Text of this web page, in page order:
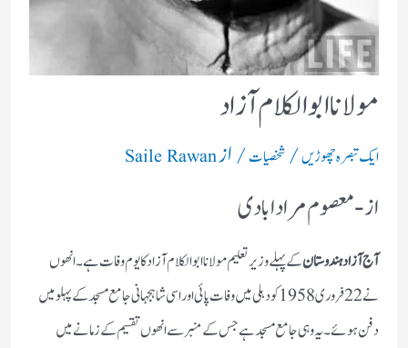
مولانا ابوالکلام آزاد
ایک تبصرہ چھوڑیں/شخصیات/ ازSaile Rawan
از- معصوم مراد ابادی
آج آزاد ہندوستانکے پہلے وزیرتعلیم مولانا ابوالکلام آزاد کا یوم وفات ہے۔ انھوں
نے 22 فروری 1958 کو دہلی میں وفات پائی اور اسی شاہجہانی جامع مسجد کے پہلو میں
دفن ہوئے ۔ یہ وہی جامع مسجد ہے جس کے منبر سے انھوں تقسیم کے زمانے میں